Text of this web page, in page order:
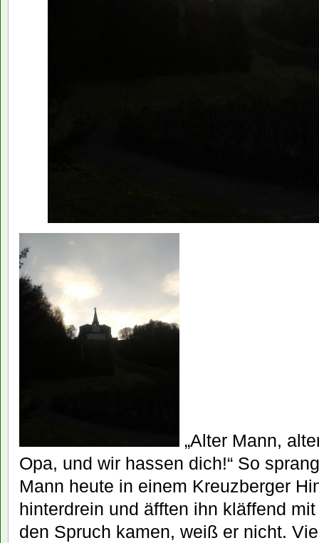
„Alter Mann,
Opa, und wir hassen dich!“ So
Mann heute in einem Kreuzberger
hinterdrein und äfften ihn kläffend
den Spruch kamen, weiß er nicht.